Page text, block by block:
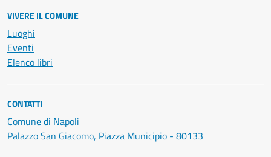
VIVERE IL COMUNE
Luoghi
Eventi
Elenco libri
CONTATTI
Comune di Napoli
Palazzo San Giacomo, Piazza Municipio - 80133